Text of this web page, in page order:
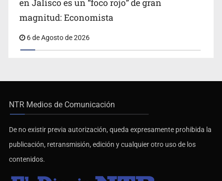
en Jalisco es un “foco rojo” de gran
magnitud: Economista
6 de Agosto de 2026
NTR Medios de Comunicación
De no existir previa autorización, queda expresamente prohibida la
publicación, retransmisión, edición y cualquier otro uso de los
contenidos.